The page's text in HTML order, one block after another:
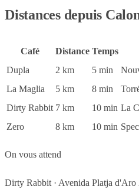
Distances depuis
Café Distance Temps
Dupla
2 km 5 min
La Maglia
5 km 8 min
Dirty Rabbit 7 km 10 min La
Zero
8 km 10 min
On vous attend
Dirty Rabbit · Avenida Platja d'Aro